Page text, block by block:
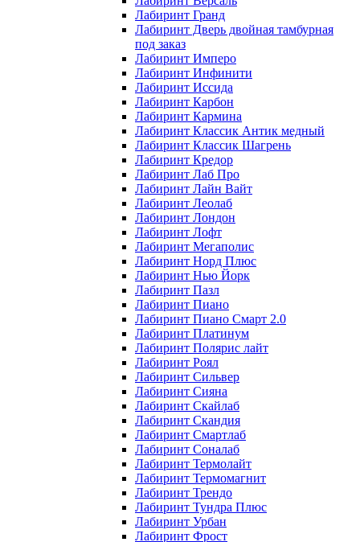
Лабиринт Гранд
Лабиринт Дверь двойная тамбурная
под заказ
Лабиринт Имперо
Лабиринт Инфинити
Лабиринт Иссида
Лабиринт Карбон
Лабиринт Кармина
Лабиринт Классик Антик медный
Лабиринт Классик Шагрень
Лабиринт Кредор
Лабиринт Лаб Про
Лабиринт Лайн Вайт
Лабиринт Леолаб
Лабиринт Лондон
Лабиринт Лофт
Лабиринт Мегаполис
Лабиринт Норд Плюс
Лабиринт Нью Йорк
Лабиринт Пазл
Лабиринт Пиано
Лабиринт Пиано Смарт 2.0
Лабиринт Платинум
Лабиринт Полярис лайт
Лабиринт Роял
Лабиринт Сильвер
Лабиринт Сияна
Лабиринт Скайлаб
Лабиринт Скандия
Лабиринт Смартлаб
Лабиринт Соналаб
Лабиринт Термолайт
Лабиринт Термомагнит
Лабиринт Трендо
Лабиринт Тундра Плюс
Лабиринт Урбан
Лабиринт Фрост